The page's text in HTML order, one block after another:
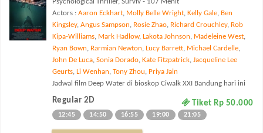
Actors : Aaron Eckhart, Molly Belle Wright, Kelly Gale, Ben
Kingsley, Angus Sampson, Rosie Zhao, Richard Crouchley, Rob
Kipa-Williams, Mark Hadlow, Lakota Johnson, Madeleine West,
Ryan Bown, Rarmian Newton, Lucy Barrett, Michael Cardelle,
John De Luca, Sonia Dorado, Kate Fitzpatrick, Jacqueline Lee
Geurts, Li Wenhan, Tony Zhou, Priya Jain
Jadwal film Deep Water di bioskop Ciwalk XXI Bandung hari ini
Regular 2D Tiket Rp 50.000
12:45 14:50 16:55 19:00 21:05